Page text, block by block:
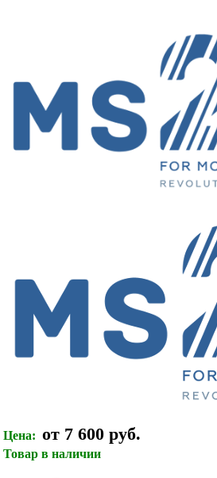
Цена: от 7 600 руб.
Товар в наличии